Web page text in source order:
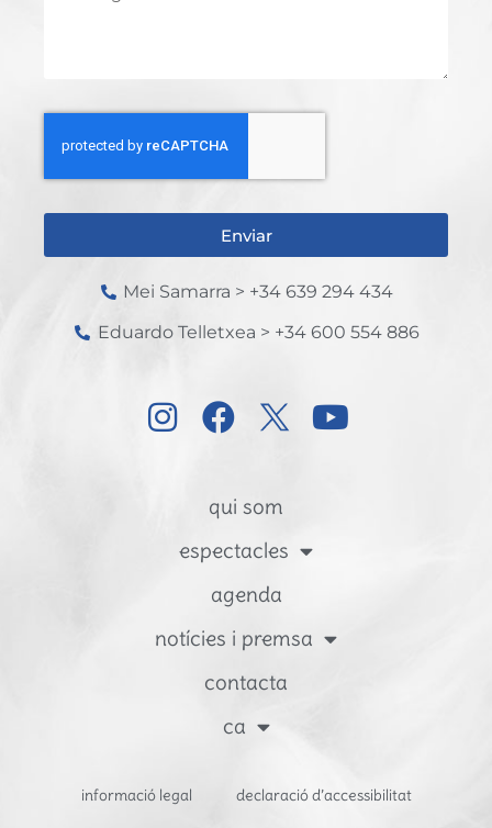
Enviar
Mei Samarra > +34 639 294 434
Eduardo Telletxea > +34 600 554 886
qui som
espectacles
agenda
notícies i premsa
contacta
ca
informació legal declaració d’accessibilitat